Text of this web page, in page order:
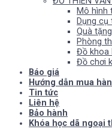
Mô hình
Dụng
Quà
Phòng
Đồ khoa
Đồ chơi
Báo giá
Hướng dẫn mua
Tin tức
Liên hệ
Bảo hành
Khóa học dã ngoại